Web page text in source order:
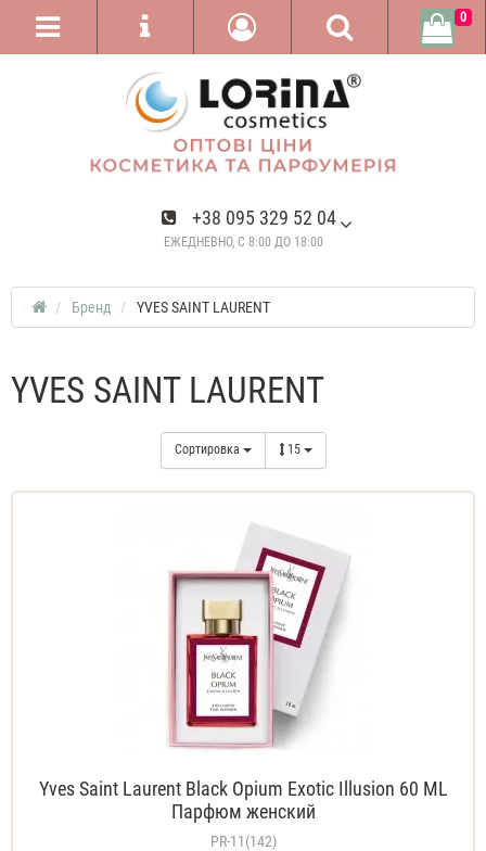
+38 095 329 52 04
ЕЖЕДНЕВНО, С 8:00 ДО 18:00
0
Бренд YVES SAINT LAURENT
YVES SAINT LAURENT
Сортировка 15
Yves Saint Laurent Black Opium Exotic Illusion 60 ML
Парфюм женский
PR-11(142)